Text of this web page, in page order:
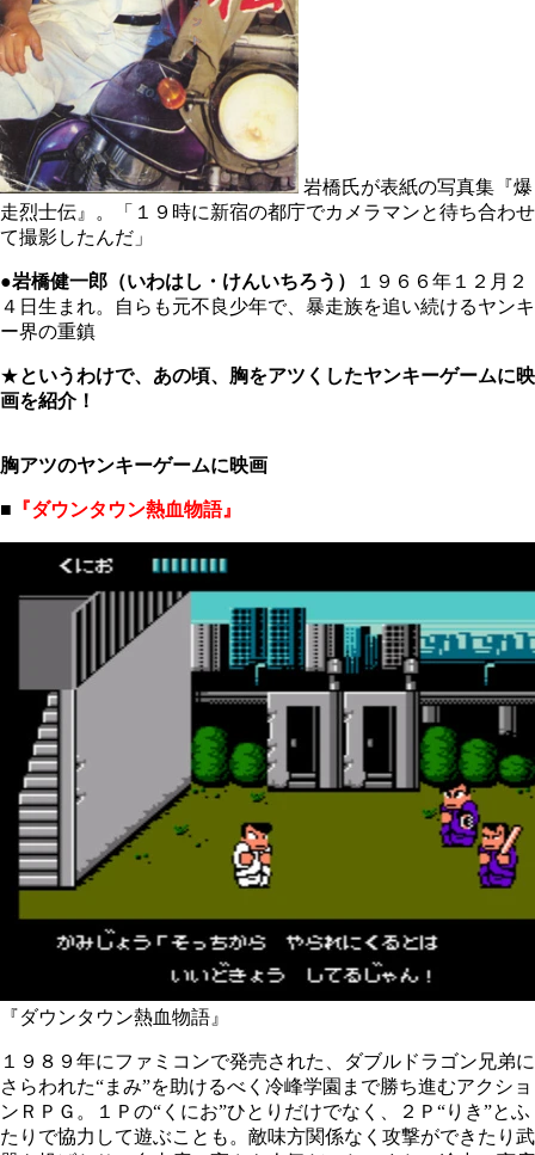
岩橋氏が表紙の写真集『爆
走烈士伝』。「１９時に新宿の都庁でカメラマンと待ち合わせ
て撮影したんだ」
●岩橋健一郎（いわはし・けんいちろう）
１９６６年１２月２
４日生まれ。自らも元不良少年で、暴走族を追い続けるヤンキ
ー界の重鎮
★というわけで、あの頃、胸をアツくしたヤンキーゲームに映
画を紹介！
胸アツのヤンキーゲームに映画
■ 『ダウンタウン熱血物語』
『ダウンタウン熱血物語』
１９８９年にファミコンで発売された、ダブルドラゴン兄弟に
さらわれた“まみ”を助けるべく冷峰学園まで勝ち進むアクショ
ンＲＰＧ。１Ｐの“くにお”ひとりだけでなく、２Ｐ“りき”とふ
たりで協力して遊ぶことも。敵味方関係なく攻撃ができたり武